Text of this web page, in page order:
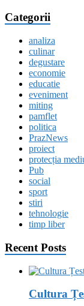
Categorii
analiza
culinar
degustare
economie
educatie
eveniment
miting
pamflet
politica
PrazNews
proiect
protecția
Pub
social
sport
stiri
tehnologie
timp liber
Recent Posts
Cultura